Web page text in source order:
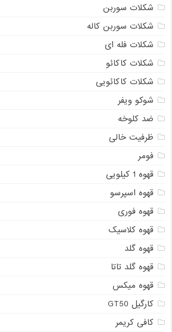
شکلات سوربن
شکلات سوربن کاله
شکلات فله ای
شکلات کاکائو
شکلات کاکائویی
شوکو ویفر
ضد کلوخه
ظرفیت خالی
فومر
قهوه 1 کیلویی
قهوه اسپرسو
قهوه فوری
قهوه کلاسیک
قهوه گلد
قهوه گلد تاتا
قهوه میکس
کارگیل GT50
کافی کریمر